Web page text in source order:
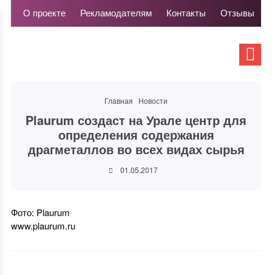
О проекте Рекламодателям Контакты Отзывы
Главная Новости
Plaurum создаст на Урале центр для
определения содержания
драгметаллов во всех видах сырья
01.05.2017
Фото: Plaurum
www.plaurum.ru